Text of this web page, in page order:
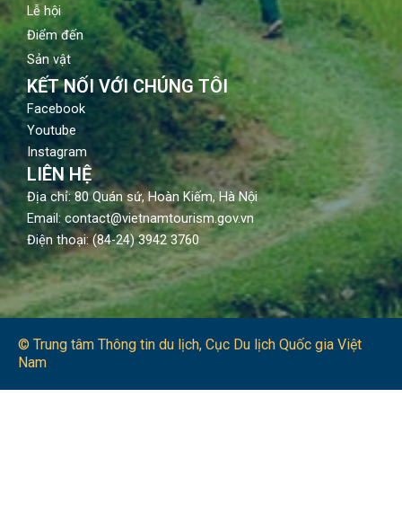
Lễ hội
Điểm đến
Sản vật
KẾT NỐI VỚI CHÚNG TÔI
Facebook
Youtube
Instagram
LIÊN HỆ
Địa chỉ: 80 Quán sứ, Hoàn Kiếm, Hà Nội
Email: contact@vietnamtourism.gov.vn
Điện thoại: (84-24) 3942 3760
© Trung tâm Thông tin du lịch​, Cục Du lịch Quốc gia Việt
Nam